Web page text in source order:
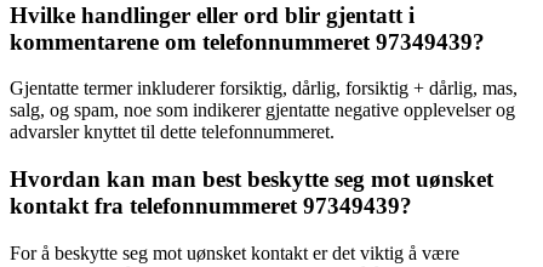
Hvilke handlinger eller ord blir gjentatt i
kommentarene om telefonnummeret 97349439?
Gjentatte termer inkluderer forsiktig, dårlig, forsiktig + dårlig, mas,
salg, og spam, noe som indikerer gjentatte negative opplevelser og
advarsler knyttet til dette telefonnummeret.
Hvordan kan man best beskytte seg mot uønsket
kontakt fra telefonnummeret 97349439?
For å beskytte seg mot uønsket kontakt er det viktig å være